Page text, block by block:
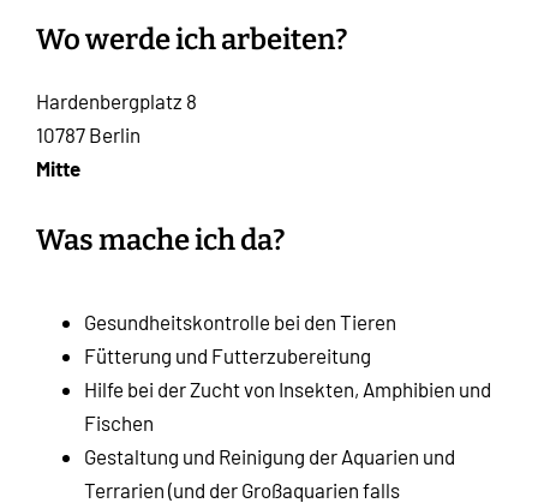
Wo werde ich arbeiten?
Hardenbergplatz 8
10787 Berlin
Mitte
Was mache ich da?
Gesundheitskontrolle bei den Tieren
Fütterung und Futterzubereitung
Hilfe bei der Zucht von Insekten, Amphibien und
Fischen
Gestaltung und Reinigung der Aquarien und
Terrarien (und der Großaquarien falls